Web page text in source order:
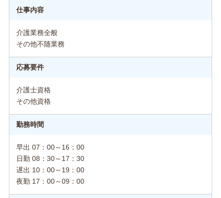
仕事内容
介護業務全般
その他不随業務
応募要件
介護士資格
その他資格
勤務時間
早出 07：00～16：00
日勤 08：30～17：30
遅出 10：00～19：00
夜勤 17：00～09：00